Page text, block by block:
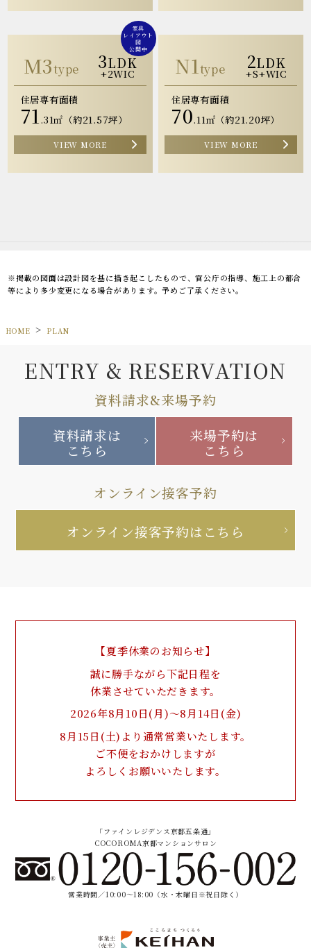
家具
レイアウト
図
公開中
M3type 3LDK
+2WIC
住居専有面積
71.31㎡（約21.57坪）
VIEW MORE
N1type 2LDK
+S+WIC
住居専有面積
70.11㎡（約21.20坪）
VIEW MORE
※掲載の図面は設計図を基に描き起こしたもので、官公庁の指導、施工上の都合
等により多少変更になる場合があります。予めご了承ください。
HOME PLAN
ENTRY & RESERVATION
資料請求&来場予約
資料請求は
こちら
来場予約は
こちら
オンライン接客予約
オンライン接客予約はこちら
【夏季休業のお知らせ】
誠に勝手ながら下記日程を
休業させていただきます。
2026年8月10日(月)～8月14日(金)
8月15日(土)より通常営業いたします。
ご不便をおかけしますが
よろしくお願いいたします。
「ファインレジデンス京都五条通」
COCOROMA京都マンションサロン
営業時間／10:00〜18:00（水・木曜日※祝日除く）